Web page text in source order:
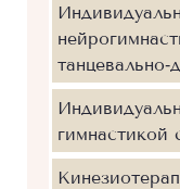
гимнастикой